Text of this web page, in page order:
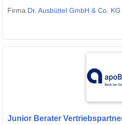
Firma:Dr. Ausbüttel GmbH & Co. KG
Junior Berater